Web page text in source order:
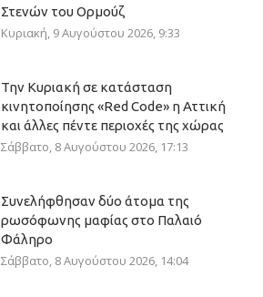
Στενών του Ορμούζ
Κυριακή, 9 Αυγούστου 2026, 9:33
Την Κυριακή σε κατάσταση
κινητοποίησης «Red Code» η Αττική
και άλλες πέντε περιοχές της χώρας
Σάββατο, 8 Αυγούστου 2026, 17:13
Συνελήφθησαν δύο άτομα της
ρωσόφωνης μαφίας στο Παλαιό
Φάληρο
Σάββατο, 8 Αυγούστου 2026, 14:04